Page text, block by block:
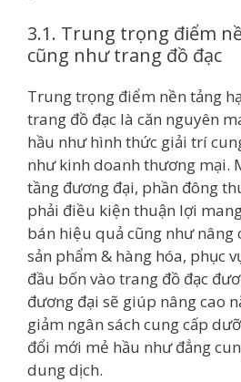
3.1. Trung trọng điểm
cũng như trang đồ đạc
Trung trọng điểm nền tảng
trang đồ đạc là căn nguyên
hầu như hình thức giải trí
như kinh doanh thương mại.
tầng đương đại, phần đông
phải điều kiện thuận lợi
bán hiệu quả cũng như nâng
sản phẩm & hàng hóa, phục
đầu bốn vào trang đồ đạc
đương đại sẽ giúp nâng cao
giảm ngân sách cung cấp
đổi mới mẻ hầu như đẳng
dung dịch.